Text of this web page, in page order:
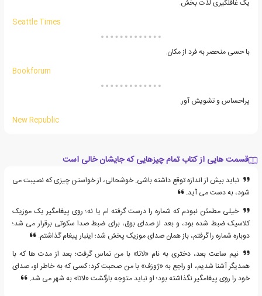
یک غافلگیری لذت بخش.
Seattle Times
با حسی منحصر به فرد از مکان.
Bookforum
پراحساس و تشویش آور.
New Republic
قسمت هایی از کتاب تمام چیزهایی که جایشان خالی است
نباید بیش از اندازه توقع داشته باشی. خوشحالی، از خواستن چیزی که نصیبت می
شود، به دست می آید.
خیلی مطمئن نبودم که شماره را درست گرفته ام یا نه؛ روی پیغامگیر یک موزیک
کلاسیک ضبط شده بود، و بعد از صدای بوق، برای ضبط صدا سکوتی برقرار می شد؛
دوباره شماره را گرفتم، باز همان صدای موزیک پخش شد؛ اینبار پیغام گذاشتم.
نیم ساعت بعد، دختری به نام «لاتا» با من تماس گرفت؛ بعد از مدت ها که با
همدیگر آشنا شدیم، او راجع به «ژوزف» با من صحبت کرد؛ کسی که به خاطر او، صدای
خود را روی پیغامگیر نگذاشته بود؛ او نباید متوجه بازگشت «لاتا» به شهر می شد.